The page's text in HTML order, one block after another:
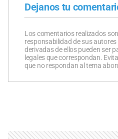
Dejanos tu
Los comentarios realizados
responsabilidad de sus
derivadas de ellos pueden ser
legales que correspondan.
que no respondan al tema